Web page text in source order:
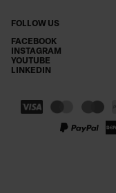
FOLLOW US
FACEBOOK
INSTAGRAM
YOUTUBE
LINKEDIN